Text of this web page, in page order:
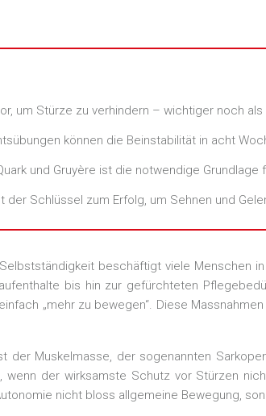
um Stürze zu verhindern – wichtiger noch
können die Beinstabilität in acht
und Gruyère ist die notwendige Grundlage
Schlüssel zum Erfolg, um Sehnen und
beschäftigt viele Menschen
bis hin zur gefürchteten
„mehr zu bewegen“. Diese
Muskelmasse, der sogenannten
der wirksamste Schutz vor Stürzen
nicht bloss allgemeine Bewegung,